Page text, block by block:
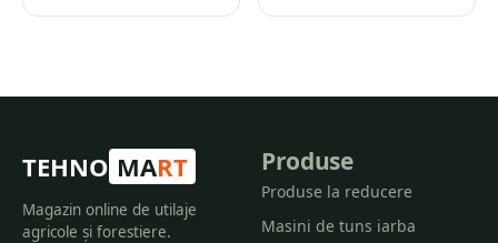
TEHNO MART
Magazin online de utilaje
agricole și forestiere.
Produse
Produse la reducere
Masini de tuns iarba